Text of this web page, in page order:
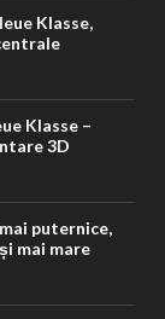
Klasse,
Klasse –
3D
puternice,
mai mare